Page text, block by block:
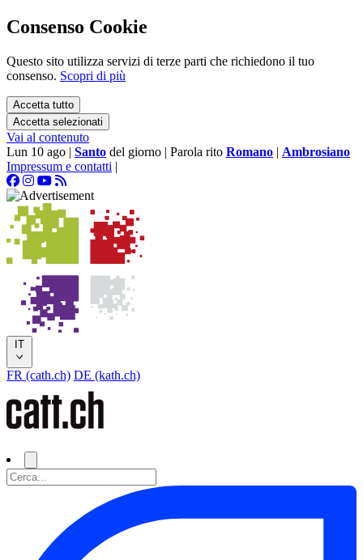
Consenso Cookie
Questo sito utilizza servizi di terze parti che richiedono il tuo
consenso. Scopri di più
Accetta tutto
Accetta selezionati
Vai al contenuto
Lun 10 ago | Santo del giorno | Parola rito Romano | Ambrosiano
Impressum e contatti |
IT
FR (cath.ch) DE (kath.ch)